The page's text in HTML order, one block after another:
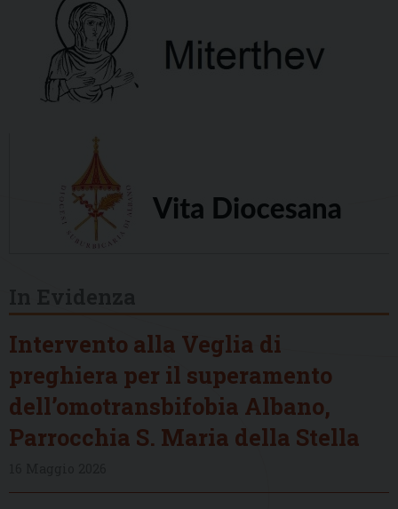
Intervento alla Veglia di
preghiera per il superamento
dell’omotransbifobia Albano,
Parrocchia S. Maria della Stella